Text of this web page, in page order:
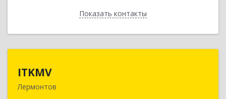
Показать контакты
Назад
ITKMV
Лермонтов